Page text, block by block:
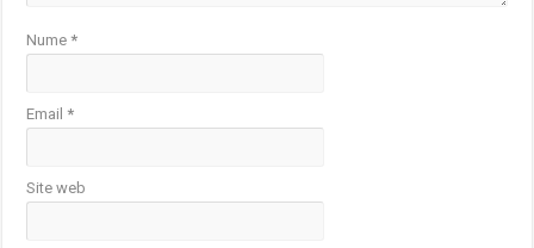
Nume*
Email*
Site web